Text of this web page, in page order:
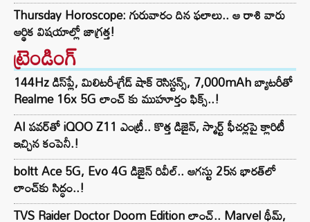
Thursday Horoscope: గురువారం దిన ఫలాలు.. ఆ రాశి వారు
ఆర్థిక విషయాల్లో జాగ్రత్త!
ట్రెండింగ్‌
144Hz డిస్‌ప్లే, మిలిటరీ-గ్రేడ్ షాక్ రెసిస్టన్స్, 7,000mAh బ్యాటరీతో
Realme 16x 5G లాంచ్ కు ముహూర్తం ఫిక్స్..!
AI పవర్‌తో iQOO Z11 ఎంట్రీ.. కొత్త డిజైన్, స్మార్ట్ ఫీచర్లపై క్లారిటీ
ఇచ్చిన కంపెనీ.!
boltt Ace 5G, Evo 4G డిజైన్ రివీల్.. ఆగస్టు 25న భారత్‌లో
లాంచ్‌కు సిద్ధం..!
TVS Raider Doctor Doom Edition లాంచ్.. Marvel థీమ్,